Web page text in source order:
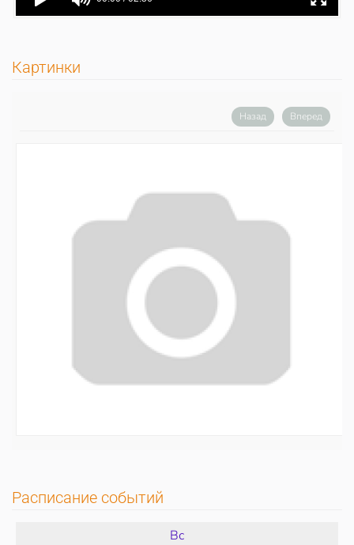
Картинки
Назад Вперед
Расписание событий
Вс